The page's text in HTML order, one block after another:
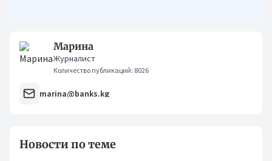
Марина
Журналист
Количество публикаций: 8026
marina@banks.kg
Новости по теме